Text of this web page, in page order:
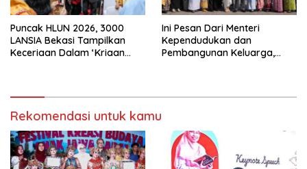
Puncak HLUN 2026, 3000
LANSIA Bekasi Tampilkan
Keceriaan Dalam ‘Kriaan
Ini Pesan Dari Menteri
Kependudukan dan
Pembangunan Keluarga,
Rekomendasi untuk kamu